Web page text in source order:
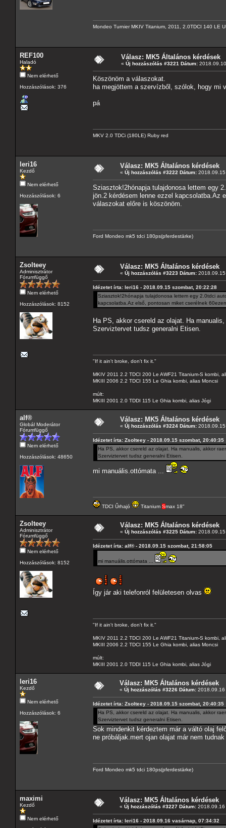
Mondeo Turnier MKIV Titanium, 2011, 2.0TDCI 140 LE
REF100
Haladó
Nem elérhető
Hozzászólások: 376
Válasz: MK5 Általános kérdések
« Új hozzászólás #3221 Dátum:
Köszönöm a válaszokat.
ha megjöttem a szervízből, szólok, hogy mi
pá
MKV 2.0 TDCi (180LE) Ruby red
leri16
Kezdő
Nem elérhető
Hozzászólások: 6
Válasz: MK5 Általános kérdések
« Új hozzászólás #3222 Dátum:
Sziasztok!2hónapja tulajdonosa lettem egy
jön.2 kérdésem lenne ezzel kapcsolatba.Az
válaszokat előre is köszönöm.
Ford Mondeo mk5 tdci 180ps(pferdestärke)
Zsolteey
Adminisztrátor
Fórumfüggő
Nem elérhető
Hozzászólások: 8152
Válasz: MK5 Általános kérdések
« Új hozzászólás #3223 Dátum:
Idézetet írta: leri16 - 2018.09.15 szombat, 20:22:28
Sziasztok!2hónapja tulajdonosa lettem egy 2.0tdci
kapcsolatba.Az első, pontosan miket cserélnek
Ha PS, akkor csereld az olajat. Ha
Szerviztervet tudsz generalni Etisen.
"If it ain't broke, don't fix it."
MKIV 2011 2.2 TDCI 200 Le AWF21 Titanium-S kombi,
MKIII 2006 2.2 TDCI 155 Le Ghia kombi, alias Moncsi
múlt:
MKIII 2001 2.0 TDDI 115 Le Ghia kombi, alias Jógi
alf®
Globál Moderátor
Fórumfüggő
Nem elérhető
Hozzászólások: 48650
Válasz: MK5 Általános kérdések
« Új hozzászólás #3224 Dátum:
Idézetet írta: Zsolteey - 2018.09.15 szombat, 20:40:35
Ha PS, akkor csereld az olajat. Ha manualis, akkor
Szerviztervet tudsz generalni Etisen.
mi manuális.ottómata ...
TDCI Űrhajó Titanium Smax 18"
Zsolteey
Adminisztrátor
Fórumfüggő
Nem elérhető
Hozzászólások: 8152
Válasz: MK5 Általános kérdések
« Új hozzászólás #3225 Dátum:
Idézetet írta: alf® - 2018.09.15 szombat, 21:58:05
mi manuális.ottómata ...
Így jár aki telefonról felületesen olvas
"If it ain't broke, don't fix it."
MKIV 2011 2.2 TDCI 200 Le AWF21 Titanium-S kombi,
MKIII 2006 2.2 TDCI 155 Le Ghia kombi, alias Moncsi
múlt:
MKIII 2001 2.0 TDDI 115 Le Ghia kombi, alias Jógi
leri16
Kezdő
Nem elérhető
Hozzászólások: 6
Válasz: MK5 Általános kérdések
« Új hozzászólás #3226 Dátum:
Idézetet írta: Zsolteey - 2018.09.15 szombat, 20:40:35
Ha PS, akkor csereld az olajat. Ha manualis, akkor
Szerviztervet tudsz generalni Etisen.
Sok mindenkit kérdeztem már a váltó olaj
ne próbáljak.mert ojan olajat már nem
Ford Mondeo mk5 tdci 180ps(pferdestärke)
maximi
Kezdő
Nem elérhető
Válasz: MK5 Általános kérdések
« Új hozzászólás #3227 Dátum: 2018.09.16
Idézetet írta: leri16 - 2018.09.16 vasárnap, 07:34:32